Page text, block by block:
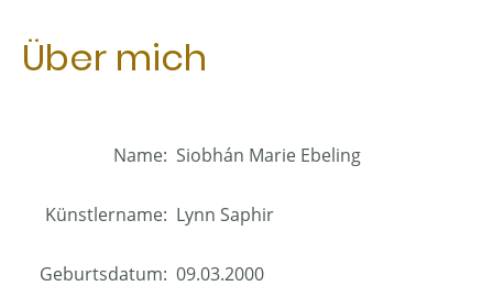
Über mich
Name: Siobhán Marie Ebeling
Künstlername: Lynn Saphir
Geburtsdatum: 09.03.2000